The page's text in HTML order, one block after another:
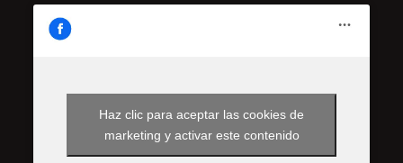
Haz clic para aceptar las cookies de
marketing y activar este contenido